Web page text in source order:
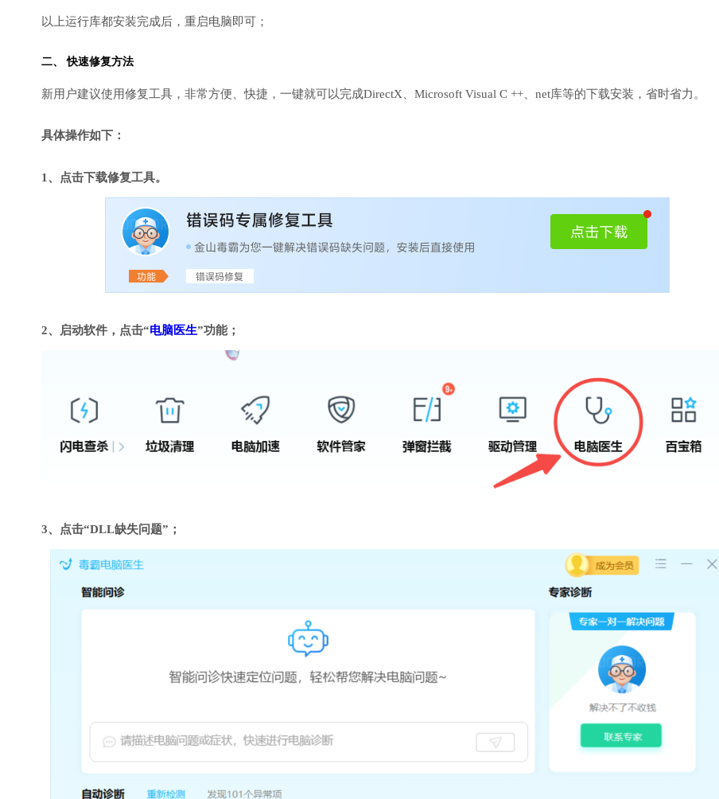
以上运行库都安装完成后，重启电脑即可；
二、 快速修复方法
新用户建议使用修复工具，非常方便、快捷，一键就可以完成DirectX、Microsoft Visual C ++、net库等的下载安装，省时省力。
具体操作如下：
1、点击下载修复工具。
2、启动软件，点击“电脑医生”功能；
3、点击“DLL缺失问题”；